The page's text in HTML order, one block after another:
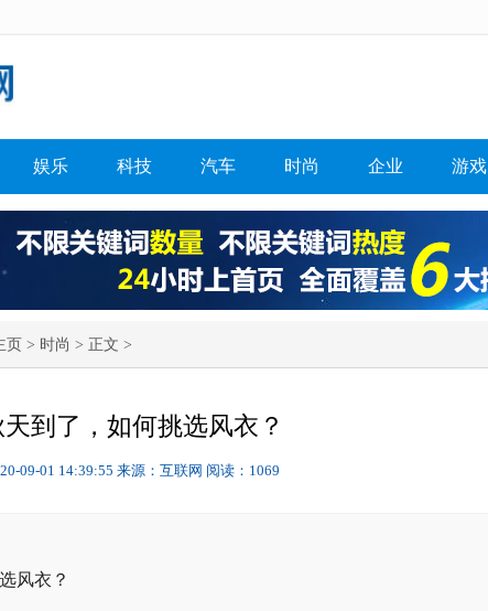
娱乐 科技 汽车 时尚 企业 游戏
页 > 时尚 > 正文 >
到了，如何挑选风衣？
09-01 14:39:55 来源：互联网 阅读：1069
风衣？